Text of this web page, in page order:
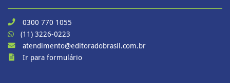
0300 770 1055
(11) 3226-0223
atendimento@editoradobrasil.com.br
Ir para formulário